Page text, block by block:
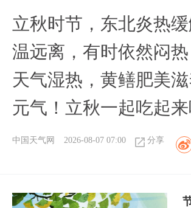
立秋时节，东北炎热
温远离，有时依然闷
天气湿热，黄鳝肥美
元气！立秋一起吃起来
中国天气网 2026-08-07 07:00 分享